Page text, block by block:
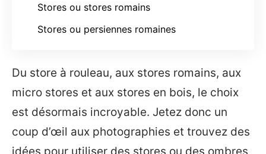
Stores ou stores romains
Stores ou persiennes romaines
Du store à rouleau, aux stores romains, aux
micro stores et aux stores en bois, le choix
est désormais incroyable. Jetez donc un
coup d’œil aux photographies et trouvez des